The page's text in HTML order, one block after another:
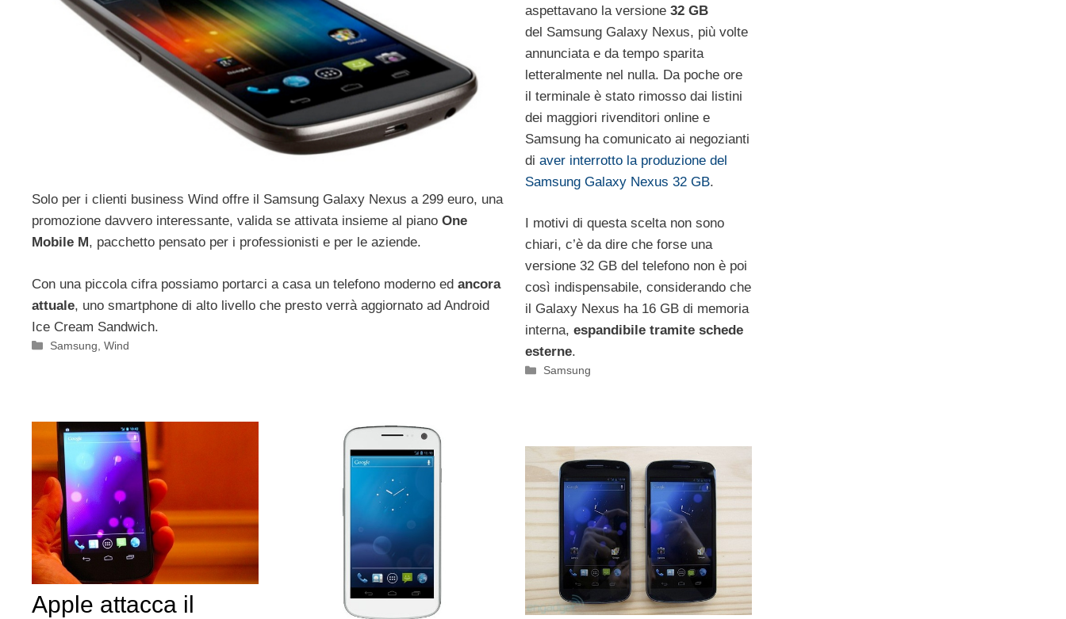
Solo per i clienti business Wind offre il Samsung Galaxy Nexus a 299 euro, una
promozione davvero interessante, valida se attivata insieme al piano One
Mobile M , pacchetto pensato per i professionisti e per le aziende.
Con una piccola cifra possiamo portarci a casa un telefono moderno ed ancora
attuale, uno smartphone di alto livello che presto verrà aggiornato ad Android
Ice Cream Sandwich.
Categorie
Samsung ,Wind
aspettavano la versione 32 GB
del Samsung Galaxy Nexus, più volte
annunciata e da tempo sparita
letteralmente nel nulla. Da poche ore
il terminale è stato rimosso dai listini
dei maggiori rivenditori online e
Samsung ha comunicato ai negozianti
di aver interrotto la produzione del
Samsung Galaxy Nexus 32 GB.
I motivi di questa scelta non sono
chiari, c’è da dire che forse una
versione 32 GB del telefono non è poi
così indispensabile, considerando che
il Galaxy Nexus ha 16 GB di memoria
interna, espandibile tramite schede
esterne.
Categorie
Samsung
Apple attacca il